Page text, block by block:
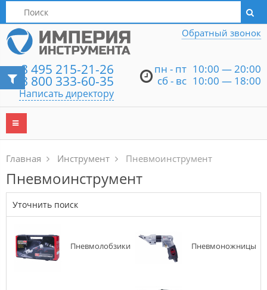
Написать директору
8 495 215-21-26
8 800 333-60-35
Написать директору
пн - пт 10:00 — 20:00
сб - вс 10:00 — 18:00
Обратный звонок
Главная Инструмент Пневмоинструмент
Пневмоинструмент
Уточнить поиск
Пневмолобзики Пневмоножницы